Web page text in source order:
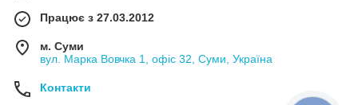
Працює з 27.03.2012
м. Суми
вул. Марка Вовчка 1, офіс 32, Суми, Україна
Контакти